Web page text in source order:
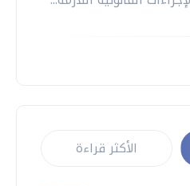
الأكثر قراءة